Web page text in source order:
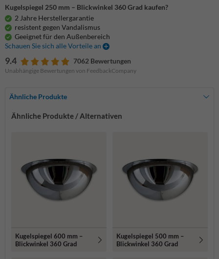
Kugelspiegel 250 mm – Blickwinkel 360 Grad kaufen?
2 Jahre Herstellergarantie
resistent gegen Vandalismus
Geeignet für den Außenbereich
Schauen Sie sich alle Vorteile an
9.4 7062 Bewertungen
Unabhängige Bewertungen von FeedbackCompany
Ähnliche Produkte
Ähnliche Produkte / Alternativen
Kugelspiegel 600 mm –
Blickwinkel 360 Grad
Kugelspiegel 500 mm –
Blickwinkel 360 Grad